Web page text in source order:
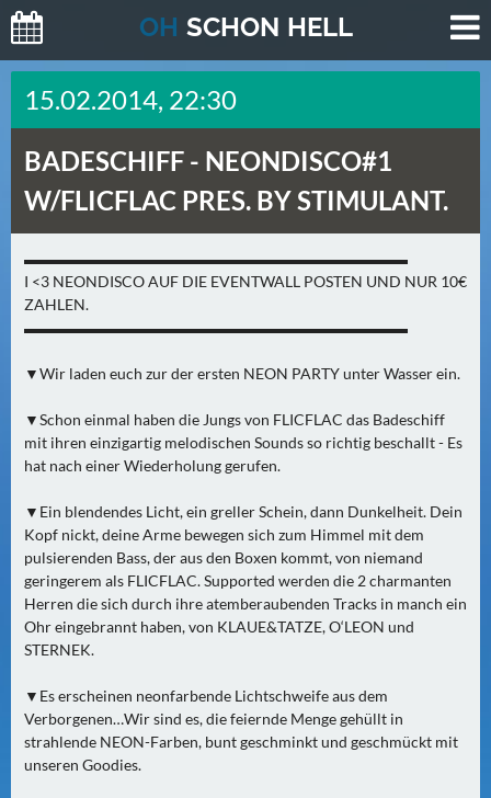
OH SCHON HELL
H
E
T
E
(
)
M
R
E
N
0
)
U
E
B
R
M
O
R
15.02.2014, 22:30
BADESCHIFF - NEONDISCO#1
W/FLICFLAC PRES. BY STIMULANT.
▬▬▬▬▬▬▬▬▬▬▬▬▬▬▬▬▬▬▬▬▬▬▬▬▬
I <3 NEONDISCO AUF DIE EVENTWALL POSTEN UND NUR 10€
ZAHLEN.
▬▬▬▬▬▬▬▬▬▬▬▬▬▬▬▬▬▬▬▬▬▬▬▬▬
▼Wir laden euch zur der ersten NEON PARTY unter Wasser ein.
▼Schon einmal haben die Jungs von FLICFLAC das Badeschiff
mit ihren einzigartig melodischen Sounds so richtig beschallt - Es
hat nach einer Wiederholung gerufen.
▼Ein blendendes Licht, ein greller Schein, dann Dunkelheit. Dein
Kopf nickt, deine Arme bewegen sich zum Himmel mit dem
pulsierenden Bass, der aus den Boxen kommt, von niemand
geringerem als FLICFLAC. Supported werden die 2 charmanten
Herren die sich durch ihre atemberaubenden Tracks in manch ein
Ohr eingebrannt haben, von KLAUE&TATZE, O‘LEON und
STERNEK.
▼Es erscheinen neonfarbende Lichtschweife aus dem
Verborgenen…Wir sind es, die feiernde Menge gehüllt in
strahlende NEON-Farben, bunt geschminkt und geschmückt mit
unseren Goodies.